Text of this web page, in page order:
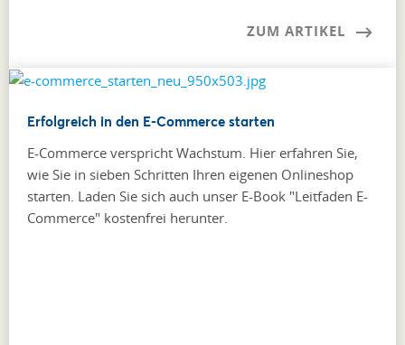
ZUM ARTIKEL
Erfolgreich in den E-Commerce starten
E-Commerce verspricht Wachstum. Hier erfahren Sie,
wie Sie in sieben Schritten Ihren eigenen Onlineshop
starten. Laden Sie sich auch unser E-Book "Leitfaden E-
Commerce" kostenfrei herunter.